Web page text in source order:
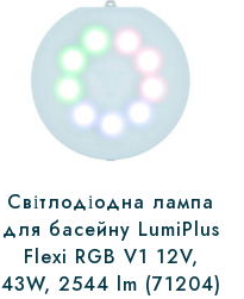
Світлодіодна лампа
для басейну LumiPlus
Flexi RGB V1 12V,
43W, 2544 lm (71204)